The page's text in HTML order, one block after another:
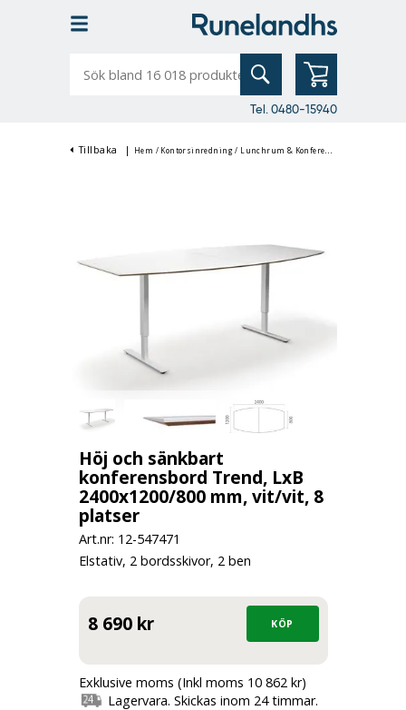
bland
Tel. 0480-15940
Tillbaka | Hem / Kontorsinredning / Lunchrum & Konferensinredning
Höj och sänkbart
konferensbord Trend, LxB
2400x1200/800 mm, vit/vit, 8
platser
Art.nr: 12-547471
Elstativ, 2 bordsskivor, 2 ben
8 690 kr
Exklusive moms (Inkl moms 10 862 kr)
Lagervara. Skickas inom 24 timmar.